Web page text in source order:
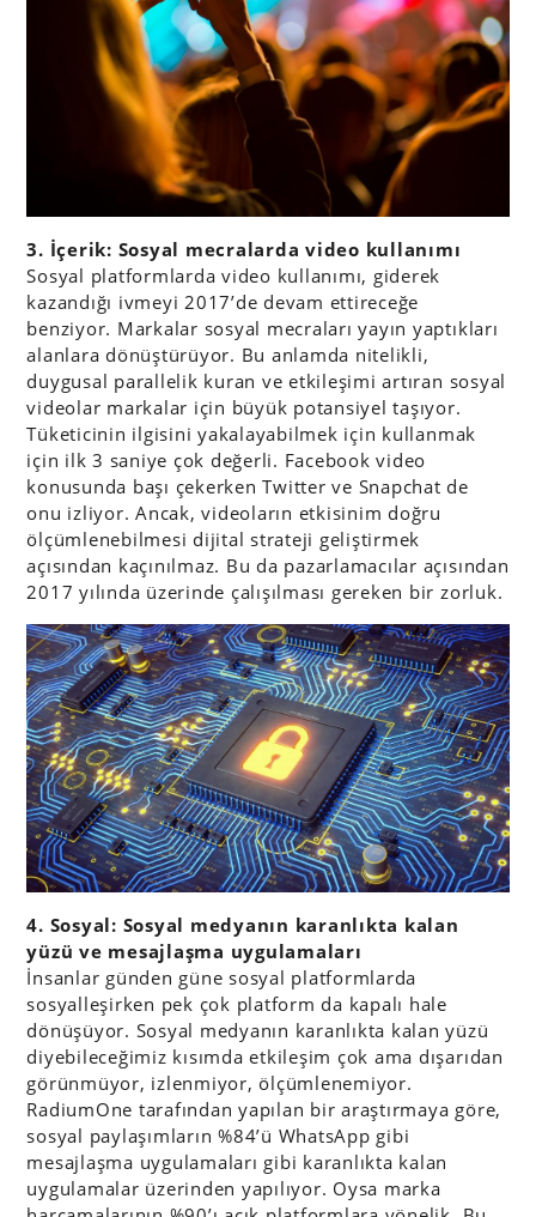
3. İçerik: Sosyal mecralarda video kullanımı
Sosyal platformlarda video kullanımı, giderek
kazandığı ivmeyi 2017’de devam ettireceğe
benziyor. Markalar sosyal mecraları yayın yaptıkları
alanlara dönüştürüyor. Bu anlamda nitelikli,
duygusal parallelik kuran ve etkileşimi artıran sosyal
videolar markalar için büyük potansiyel taşıyor.
Tüketicinin ilgisini yakalayabilmek için kullanmak
için ilk 3 saniye çok değerli. Facebook video
konusunda başı çekerken Twitter ve Snapchat de
onu izliyor. Ancak, videoların etkisinim doğru
ölçümlenebilmesi dijital strateji geliştirmek
açısından kaçınılmaz. Bu da pazarlamacılar açısından
2017 yılında üzerinde çalışılması gereken bir zorluk.
4. Sosyal: Sosyal medyanın karanlıkta kalan
yüzü ve mesajlaşma uygulamaları
İnsanlar günden güne sosyal platformlarda
sosyalleşirken pek çok platform da kapalı hale
dönüşüyor. Sosyal medyanın karanlıkta kalan yüzü
diyebileceğimiz kısımda etkileşim çok ama dışarıdan
görünmüyor, izlenmiyor, ölçümlenemiyor.
RadiumOne tarafından yapılan bir araştırmaya göre,
sosyal paylaşımların %84’ü WhatsApp gibi
mesajlaşma uygulamaları gibi karanlıkta kalan
uygulamalar üzerinden yapılıyor. Oysa marka